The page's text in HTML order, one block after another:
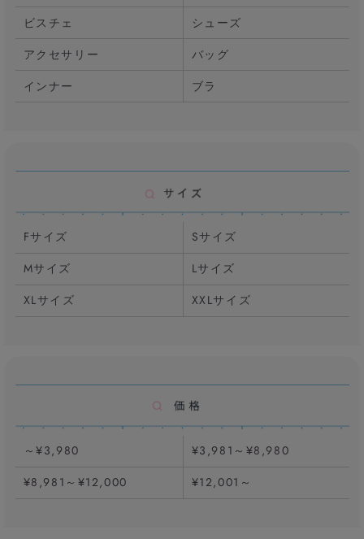
ビスチェ
シューズ
アクセサリー
バッグ
インナー
ブラ
Fサイズ
Sサイズ
Mサイズ
Lサイズ
XLサイズ
XXLサイズ
～¥3,980
¥3,981～¥8,980
¥8,981～¥12,000
¥12,001～